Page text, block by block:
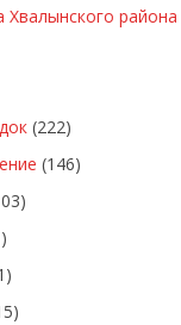
Хвалынского района
(222)
(146)